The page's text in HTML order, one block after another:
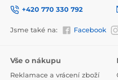
- vyrobeno z odolných a
neobsahuje Bisfenol A.
Rozměry: výška: 14 cm,
+420 770 330 792
Jsme také na: Facebook
Vše o nákupu
Reklamace a vrácení zboží